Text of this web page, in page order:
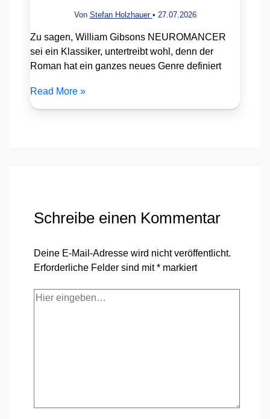
Von Stefan Holzhauer • 27.07.2026
Zu sagen, William Gibsons NEUROMANCER
sei ein Klassiker, untertreibt wohl, denn der
Roman hat ein ganzes neues Genre definiert
Read More »
Schreibe einen Kommentar
Deine E-Mail-Adresse wird nicht veröffentlicht.
Erforderliche Felder sind mit* markiert
Hier